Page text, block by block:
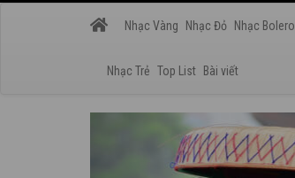
Nhạc Vàng Nhạc Đỏ Nhạc Bolero
Nhạc Trẻ Top List Bài viết